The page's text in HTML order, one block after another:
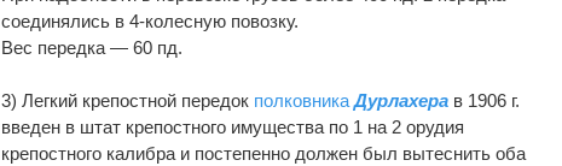
соединялись в 4-колесную повозку.
Вес передка — 60 пд.
3) Легкий крепостной передок полковника Дурлахера в 1906 г.
введен в штат крепостного имущества по 1 на 2 орудия
крепостного калибра и постепенно должен был вытеснить оба